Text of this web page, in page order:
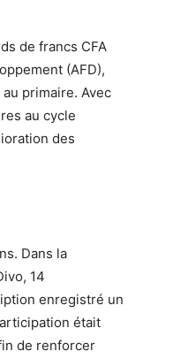
de francs CFA
(AFD),
primaire. Avec
au cycle
des
Dans la
14
enregistré un
était
de renforcer